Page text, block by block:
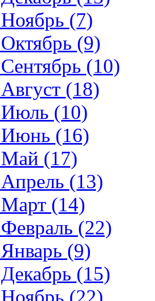
(7)
(9)
(10)
(18)
(10)
Июнь (16)
Май (17)
(13)
(14)
(22)
(9)
(15)
(22)